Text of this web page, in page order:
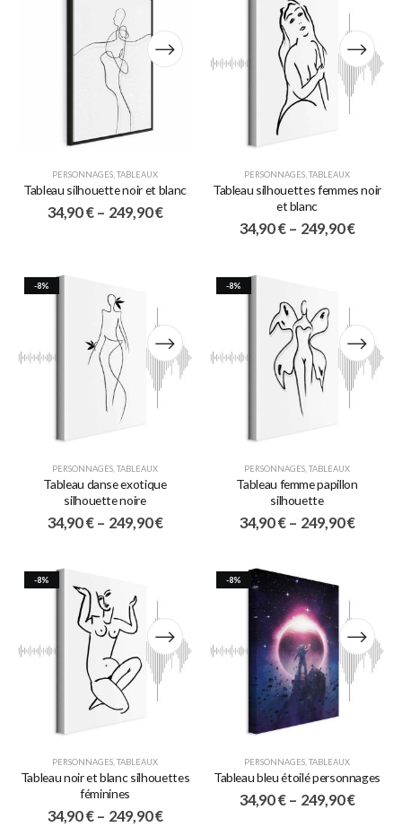
PERSONNAGES TABLEAUX
Tableau silhouette noir et blanc
34,90€ – 249,90€
PERSONNAGES TABLEAUX
Tableau silhouettes femmes noir
et blanc
34,90€ – 249,90€
-8%
PERSONNAGES TABLEAUX
Tableau danse exotique
silhouette noire
34,90€ – 249,90€
-8%
PERSONNAGES TABLEAUX
Tableau femme papillon
silhouette
34,90€ – 249,90€
-8%
PERSONNAGES TABLEAUX
Tableau noir et blanc silhouettes
féminines
34,90€ – 249,90€
-8%
PERSONNAGES TABLEAUX
Tableau bleu étoilé personnages
34,90€ – 249,90€